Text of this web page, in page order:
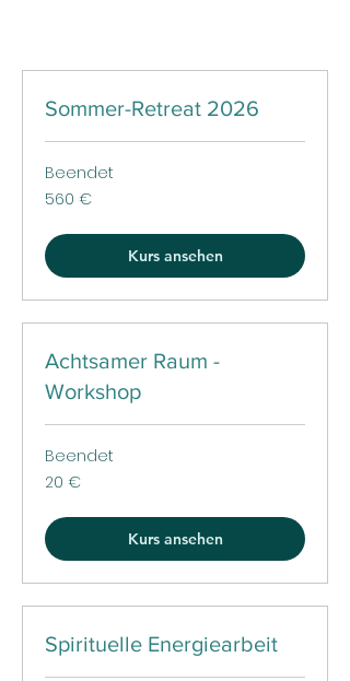
Sommer-Retreat 2026
Beendet
560
Euro
560 €
Kurs ansehen
Achtsamer Raum -
Workshop
Beendet
20
Euro
20 €
Kurs ansehen
Spirituelle Energiearbeit